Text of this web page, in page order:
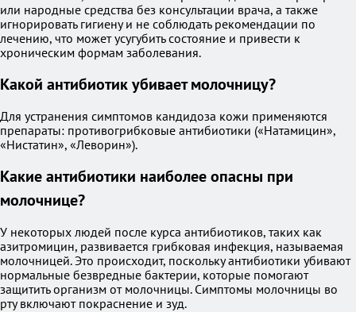
или народные средства без консультации врача, а также
игнорировать гигиену и не соблюдать рекомендации по
лечению, что может усугубить состояние и привести к
хроническим формам заболевания.
Какой антибиотик убивает молочницу?
Для устранения симптомов кандидоза кожи применяются
препараты: противогрибковые антибиотики («Натамицин»,
«Нистатин», «Леворин»).
Какие антибиотики наиболее опасны при
молочнице?
У некоторых людей после курса антибиотиков, таких как
азитромицин, развивается грибковая инфекция, называемая
молочницей. Это происходит, поскольку антибиотики убивают
нормальные безвредные бактерии, которые помогают
защитить организм от молочницы. Симптомы молочницы во
рту включают покраснение и зуд.